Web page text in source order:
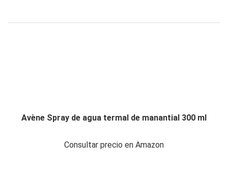
Avène Spray de agua termal de manantial 300 ml
Consultar precio en Amazon